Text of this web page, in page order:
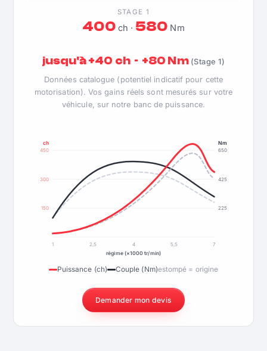
STAGE 1
400ch · 580 Nm
jusqu'à +40 ch · +80 Nm (Stage 1)
Données catalogue (potentiel indicatif pour cette
motorisation). Vos gains réels sont mesurés sur votre
véhicule, sur notre banc de puissance.
150
300
450
225
425
650
ch Nm
1 2,5 4 5,5
7
régime (×1000 tr/min)
Puissance (ch) Couple (Nm)estompé = origine
Demander mon devis